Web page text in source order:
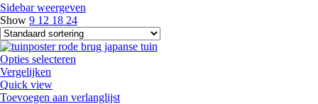
Sidebar weergeven
Show 9 12 18 24
Opties selecteren
Vergelijken
Quick view
Toevoegen aan verlanglijst